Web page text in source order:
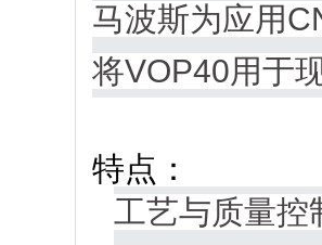
马波斯为应用
将VOP40用于
特点：
工艺与质量控